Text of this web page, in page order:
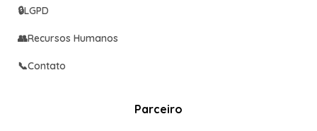
🔒LGPD
👥Recursos Humanos
📞Contato
Parceiro